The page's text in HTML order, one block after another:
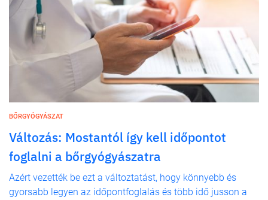
BŐRGYÓGYÁSZAT
Változás: Mostantól így kell időpontot
foglalni a bőrgyógyászatra
Azért vezették be ezt a változtatást, hogy könnyebb és
gyorsabb legyen az időpontfoglalás és több idő jusson a